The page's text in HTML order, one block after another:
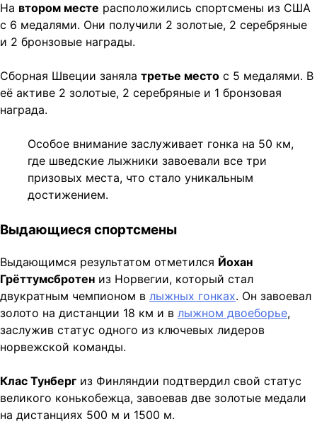
На втором месте расположились спортсмены из США
с 6 медалями. Они получили 2 золотые, 2 серебряные
и 2 бронзовые награды.
Сборная Швеции заняла третье место с 5 медалями. В
её активе 2 золотые, 2 серебряные и 1 бронзовая
награда.
Особое внимание заслуживает гонка на 50 км,
где шведские лыжники завоевали все три
призовых места, что стало уникальным
достижением.
Выдающиеся спортсмены
Выдающимся результатом отметился Йохан
Грёттумсбротен из Норвегии, который стал
двукратным чемпионом в лыжных гонках. Он завоевал
золото на дистанции 18 км и в лыжном двоеборье,
заслужив статус одного из ключевых лидеров
норвежской команды.
Клас Тунберг из Финляндии подтвердил свой статус
великого конькобежца, завоевав две золотые медали
на дистанциях 500 м и 1500 м.